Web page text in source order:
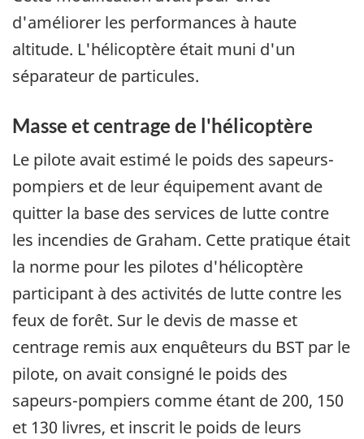
d'améliorer les performances à haute
altitude. L'hélicoptère était muni d'un
séparateur de particules.
Masse et centrage de l'hélicoptère
Le pilote avait estimé le poids des sapeurs-
pompiers et de leur équipement avant de
quitter la base des services de lutte contre
les incendies de Graham. Cette pratique était
la norme pour les pilotes d'hélicoptère
participant à des activités de lutte contre les
feux de forêt. Sur le devis de masse et
centrage remis aux enquêteurs du BST par le
pilote, on avait consigné le poids des
sapeurs-pompiers comme étant de 200, 150
et 130 livres, et inscrit le poids de leurs